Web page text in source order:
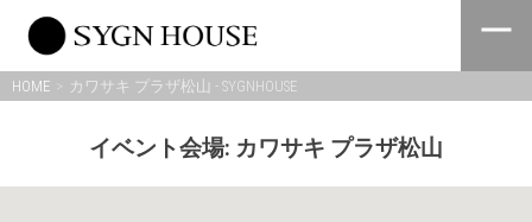
content
HOME カワサキ プラザ松山 - SYGNHOUSE
イベント会場: カワサキ プラザ松山